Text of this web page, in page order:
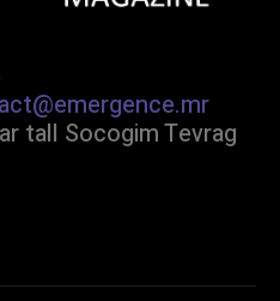
tall Socogim Tevrag